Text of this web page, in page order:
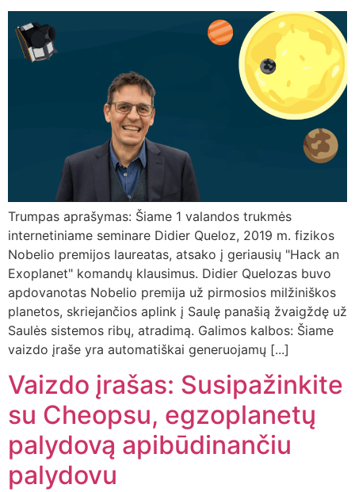
Trumpas aprašymas: Šiame 1 valandos trukmės
internetiniame seminare Didier Queloz, 2019 m. fizikos
Nobelio premijos laureatas, atsako į geriausių "Hack an
Exoplanet" komandų klausimus. Didier Quelozas buvo
apdovanotas Nobelio premija už pirmosios milžiniškos
planetos, skriejančios aplink į Saulę panašią žvaigždę už
Saulės sistemos ribų, atradimą. Galimos kalbos: Šiame
vaizdo įraše yra automatiškai generuojamų [...]
Vaizdo įrašas: Susipažinkite
su Cheopsu, egzoplanetų
palydovą apibūdinančiu
palydovu